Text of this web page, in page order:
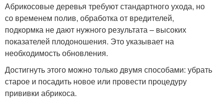
Абрикосовые деревья требуют стандартного ухода, но
со временем полив, обработка от вредителей,
подкормка не дают нужного результата – высоких
показателей плодоношения. Это указывает на
необходимость обновления.
Достигнуть этого можно только двумя способами: убрать
старое и посадить новое или провести процедуру
прививки абрикоса.